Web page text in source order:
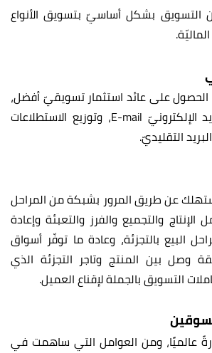
التسويق بشكل أساسيّ بتسويق الأنواع
على عائد استثمار تسويقيّ أفضل،
ويشمل توظيف البريد الإلكترونيّ E-mail، وتوزيع الاستطلاعات
التقليديّ.
عن طريق المرور بشبكة من المراحل
والتجميع والفرز والتعبئة وإعادة
البيع بالتجزئة، وعادة ما توفّر أسواق
وصل بين المنتج وتاجر التجزئة الذي
التسويق بالجملة لإقناع العميل.
عالميًا، ومن العوامل التي ساهمت في